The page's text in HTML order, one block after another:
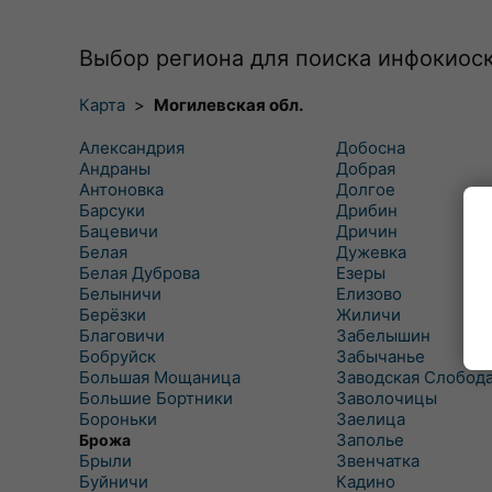
Выбор региона для поиска
Карта > Могилевская обл.
Александрия
Андраны
Антоновка
Барсуки
Бацевичи
Белая
Белая Дуброва
Белыничи
Берёзки
Благовичи
Бобруйск
Большая Мощаница
Большие Бортники
Бороньки
Брожа
Брыли
Буйничи
Добосна
Добрая
Долгое
Дрибин
Дричин
Дужевка
Езеры
Елизово
Жиличи
Забелышин
Забычанье
Заводская
Заволочицы
Заелица
Заполье
Звенчатка
Кадино